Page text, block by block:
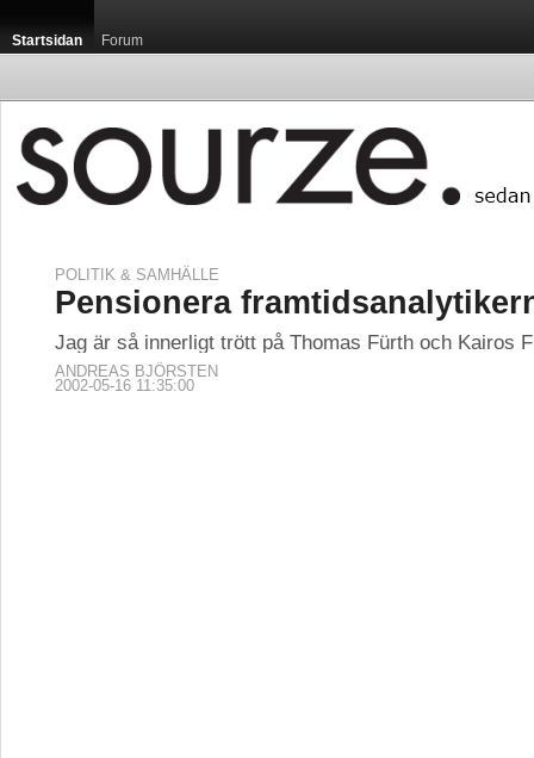
Startsidan Forum
POLITIK & SAMHÄLLE
Pensionera
Jag är så innerligt trött på Thomas Fürth och Kairos
ANDREAS BJÖRSTEN
2002-05-16 11:35:00